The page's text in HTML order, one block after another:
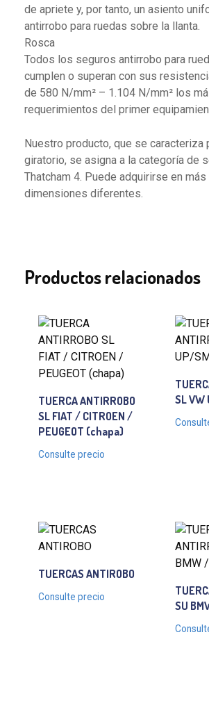
de apriete y, por tanto, un asiento
antirrobo para ruedas sobre la llanta.
Rosca
Todos los seguros antirrobo para
cumplen o superan con sus
de 580 N/mm² – 1.104 N/mm² los
requerimientos del primer
Nuestro producto, que se caracteriza
giratorio, se asigna a la categoría de
Thatcham 4. Puede adquirirse en más
dimensiones diferentes.
Productos relacionados
TUERCA ANTIRROBO
SL FIAT / CITROEN /
PEUGEOT (chapa)
Consulte precio
SL VW
TUERCAS ANTIROBO
Consulte precio
SU